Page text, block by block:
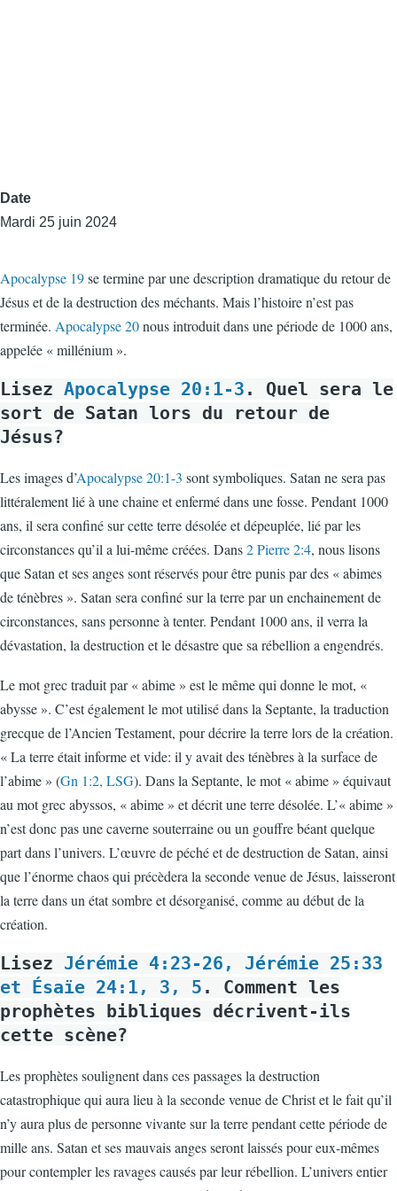
Date
Mardi 25 juin 2024
Apocalypse 19se termine par une description dramatique du retour de
Jésus et de la destruction des méchants. Mais l’histoire n’est pas
terminée. Apocalypse 20nous introduit dans une période de 1000 ans,
appelée « millénium ».
Lisez Apocalypse 20:1-3 . Quel sera le
sort de Satan lors du retour de
Jésus?
Les images d’Apocalypse 20:1-3 sont symboliques. Satan ne sera pas
littéralement lié à une chaine et enfermé dans une fosse. Pendant 1000
ans, il sera confiné sur cette terre désolée et dépeuplée, lié par les
circonstances qu’il a lui-même créées. Dans2 Pierre 2:4, nous lisons
que Satan et ses anges sont réservés pour être punis par des « abimes
de ténèbres ». Satan sera confiné sur la terre par un enchainement de
circonstances, sans personne à tenter. Pendant 1000 ans, il verra la
dévastation, la destruction et le désastre que sa rébellion a engendrés.
Le mot grec traduit par « abime » est le même qui donne le mot, «
abysse ». C’est également le mot utilisé dans la Septante, la traduction
grecque de l’Ancien Testament, pour décrire la terre lors de la création.
« La terre était informe et vide: il y avait des ténèbres à la surface de
l’abime » (Gn 1:2, LSG). Dans la Septante, le mot « abime » équivaut
au mot grec abyssos, « abime » et décrit une terre désolée. L’« abime »
n’est donc pas une caverne souterraine ou un gouffre béant quelque
part dans l’univers. L’œuvre de péché et de destruction de Satan, ainsi
que l’énorme chaos qui précèdera la seconde venue de Jésus, laisseront
la terre dans un état sombre et désorganisé, comme au début de la
création.
Lisez Jérémie 4:23-26, Jérémie 25:33
et Ésaïe 24:1, 3, 5 . Comment les
prophètes bibliques décrivent-ils
cette scène?
Les prophètes soulignent dans ces passages la destruction
catastrophique qui aura lieu à la seconde venue de Christ et le fait qu’il
n’y aura plus de personne vivante sur la terre pendant cette période de
mille ans. Satan et ses mauvais anges seront laissés pour eux-mêmes
pour contempler les ravages causés par leur rébellion. L’univers entier